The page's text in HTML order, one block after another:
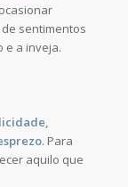
sentimentos
e a inveja.
. Para
aquilo que